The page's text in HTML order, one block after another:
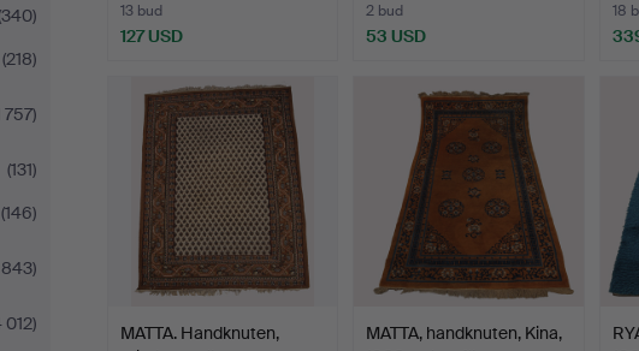
(218)
757)
(131)
(146)
012)
13 bud
127 USD
2 bud
53 USD
18
MATTA. Handknuten,
MATTA, handknuten, Kina,